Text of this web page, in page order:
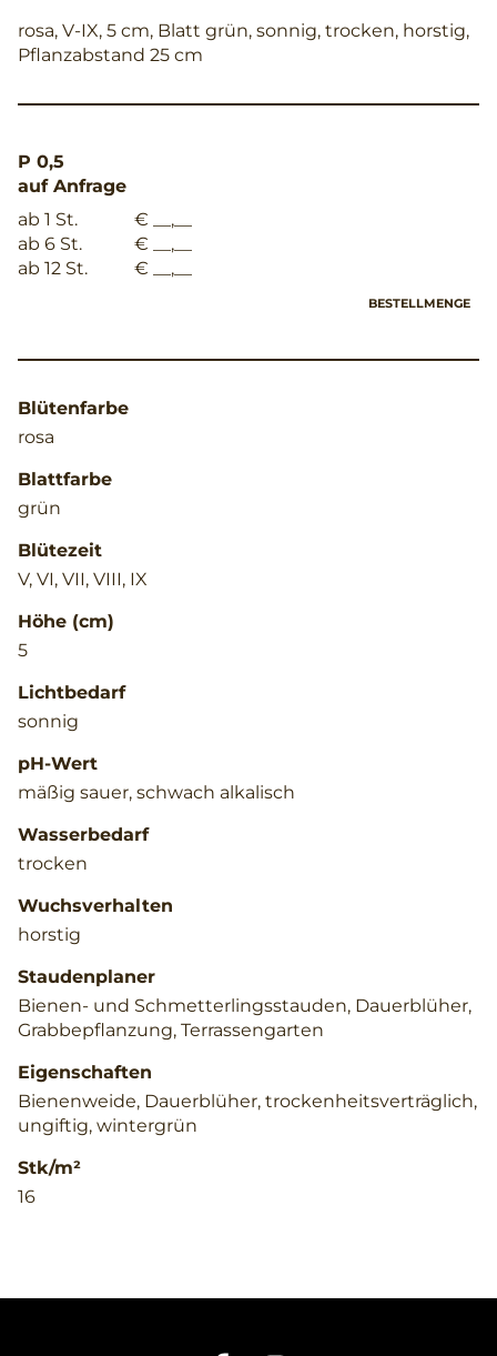
rosa, V-IX, 5 cm, Blatt grün, sonnig, trocken, horstig,
Pflanzabstand 25 cm
P 0,5
auf Anfrage
ab 1 St.
€ __,__
ab 6 St.
€ __,__
ab 12 St.
€ __,__
BESTELLMENGE
Blütenfarbe
rosa
Blattfarbe
grün
Blütezeit
V, VI, VII, VIII, IX
Höhe (cm)
5
Lichtbedarf
sonnig
pH-Wert
mäßig sauer, schwach alkalisch
Wasserbedarf
trocken
Wuchsverhalten
horstig
Staudenplaner
Bienen- und Schmetterlingsstauden, Dauerblüher,
Grabbepflanzung, Terrassengarten
Eigenschaften
Bienenweide, Dauerblüher, trockenheitsverträglich,
ungiftig, wintergrün
Stk/m²
16